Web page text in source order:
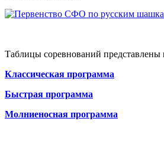
Таблицы соревнований
Классическая программа
Быстрая программа
Молниеносная программа